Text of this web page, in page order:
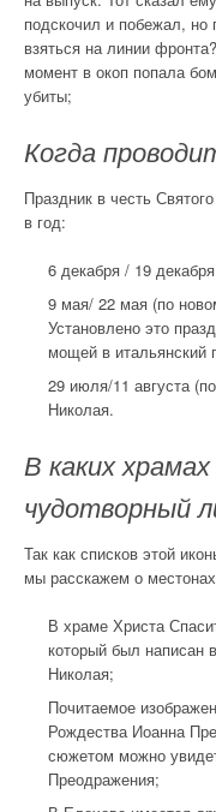
подскочил и побежал, но
взяться на линии
момент в окоп попала
убиты;
Когда
Праздник в честь
в год:
6 декабря / 19
9 мая/ 22 мая (по
Установлено это
мощей в итальянский
29 июля/11 августа
Николая.
В каких
чудотворный
Так как списков этой
мы расскажем о
В храме Христа
который был написан
Николая;
Почитаемое
Рождества Иоанна
сюжетом можно
Преодражения;